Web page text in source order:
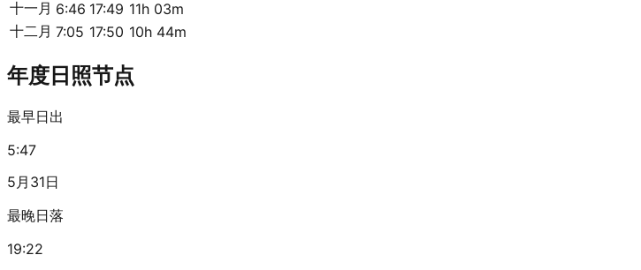
十一月 6:46 17:49 11h 03m
十二月 7:05 17:50 10h 44m
年度日照节点
最早日出
5:47
5月31日
最晚日落
19:22